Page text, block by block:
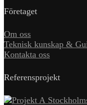
Företaget
Om oss
Teknisk kunskap &
Kontakta oss
Referensprojekt